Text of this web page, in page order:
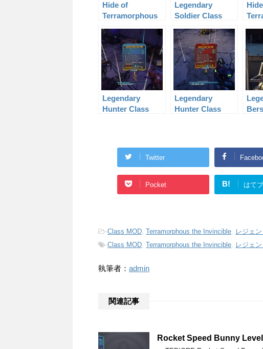
Hide of
Terramorphous
Legendary
Soldier Class
Legendary
Hunter Class
Legendary
Hunter Class
Twitter
Pocket B! はてブ
-Class MOD, Terramorphous the Invincible, レジェン
-Class MOD, Terramorphous the Invincible, レジェン
執筆者： admin
関連記事
Rocket Speed Bunny